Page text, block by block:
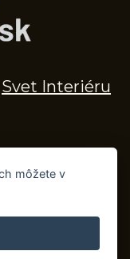
Svet Interiéru
kovania,
môžete v